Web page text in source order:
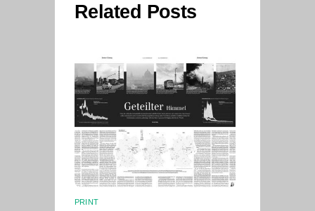
Related Posts
PRINT